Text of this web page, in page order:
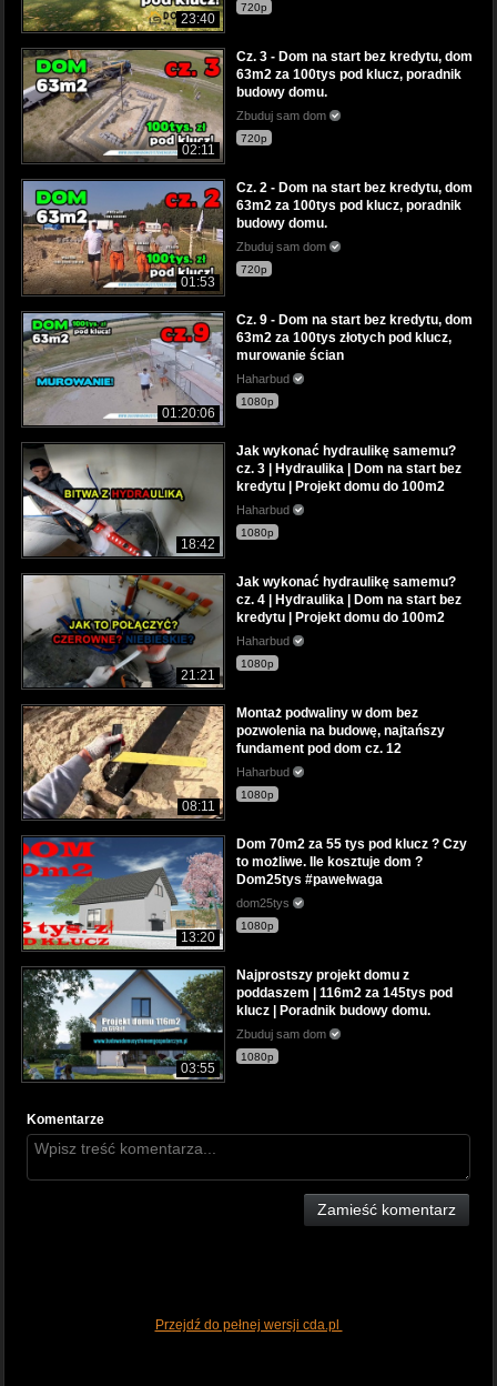
23:40
720p
02:11
Cz. 3 - Dom na start bez kredytu, dom
63m2 za 100tys pod klucz, poradnik
budowy domu.
Zbuduj sam dom
720p
01:53
Cz. 2 - Dom na start bez kredytu, dom
63m2 za 100tys pod klucz, poradnik
budowy domu.
Zbuduj sam dom
720p
01:20:06
Cz. 9 - Dom na start bez kredytu, dom
63m2 za 100tys złotych pod klucz,
murowanie ścian
Haharbud
1080p
18:42
Jak wykonać hydraulikę samemu?
cz. 3 | Hydraulika | Dom na start bez
kredytu | Projekt domu do 100m2
Haharbud
1080p
21:21
Jak wykonać hydraulikę samemu?
cz. 4 | Hydraulika | Dom na start bez
kredytu | Projekt domu do 100m2
Haharbud
1080p
08:11
Montaż podwaliny w dom bez
pozwolenia na budowę, najtańszy
fundament pod dom cz. 12
Haharbud
1080p
13:20
Dom 70m2 za 55 tys pod klucz ? Czy
to możliwe. Ile kosztuje dom ?
Dom25tys #pawełwaga
dom25tys
1080p
03:55
Najprostszy projekt domu z
poddaszem | 116m2 za 145tys pod
klucz | Poradnik budowy domu.
Zbuduj sam dom
1080p
Komentarze
Zamieść komentarz
Przejdź do pełnej wersji cda.pl